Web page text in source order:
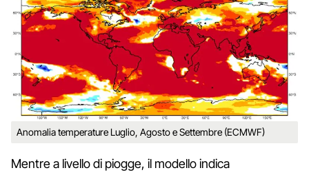
Anomalia temperature Luglio, Agosto e Settembre (ECMWF)
Mentre a livello di piogge, il modello indica